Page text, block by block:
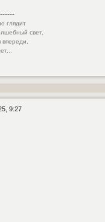
глядит
свет,
9:27